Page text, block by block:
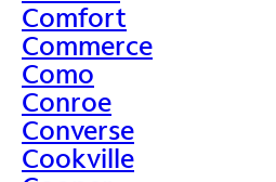
Comfort
Commerce
Como
Conroe
Converse
Cookville